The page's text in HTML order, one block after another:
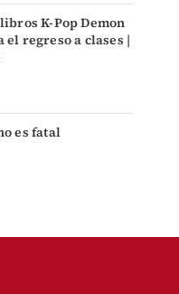
K-Pop Demon
el regreso a clases |
es fatal